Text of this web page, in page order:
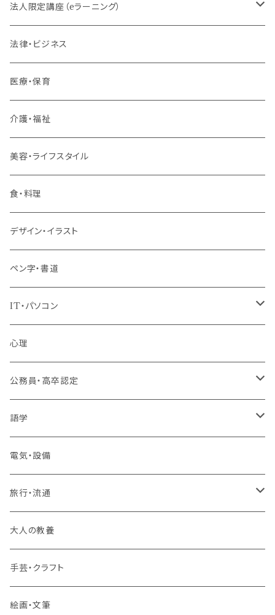
法人限定講座（eラーニング）
内定者・新入社員
若手社員・中堅社員
リーダー（主任・係長）
管理職
階層共通
パッケージプラン
法律・ビジネス
医療・保育
介護・福祉
美容・ライフスタイル
食・料理
デザイン・イラスト
ペン字・書道
IT・パソコン
MOS（ﾏｲｸﾛｿﾌﾄｵﾌｨｽｽﾍﾟｼｬﾘｽﾄ）講座
プログラミング・Web制作入門講座
1コース受講
2コースまとめて受講
その他 IT・パソコン
心理
公務員・高卒認定
高卒認定講座
大卒公務員受験対策講座
語学
TOEIC®L&Rテスト対策講座
その他 語学
電気・設備
旅行・流通
旅行業務取扱管理者講座
その他 旅行・流通
大人の教養
手芸・クラフト
絵画・文筆